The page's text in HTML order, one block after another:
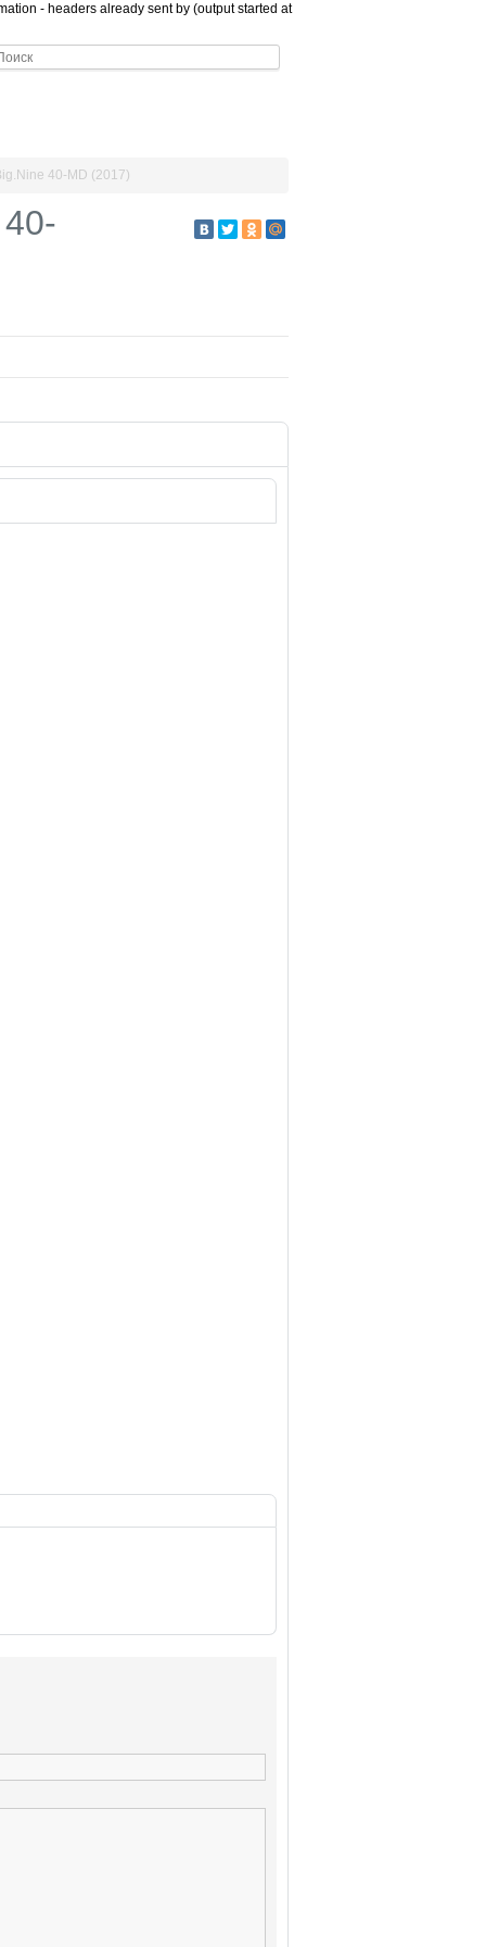
- headers already sent by (output started at
40-MD (2017)